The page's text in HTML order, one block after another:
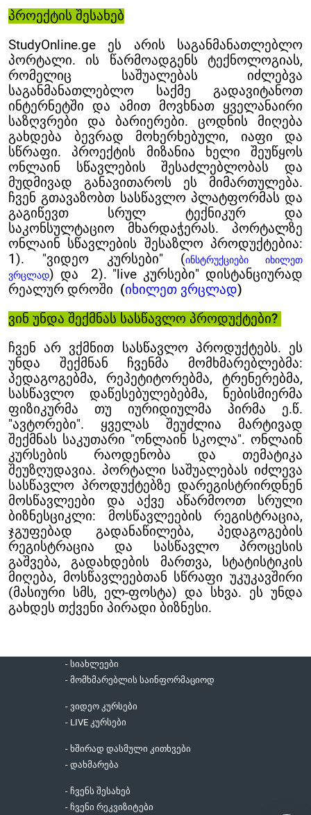
პროექტის შესახებ
StudyOnline.ge ეს არის საგანმანათლებლო
პორტალი. ის წარმოადგენს ტექნოლოგიას,
რომელიც საშუალებას იძლებვა
საგანმანათლებლო საქმე გადავიტანოთ
ინტერნეტში და ამით მოვხნათ ყველანაირი
საზღვრები და ბარიერები. ცოდნის მიღება
გახდება ბევრად მოხერხებული, იაფი და
სწრაფი. პროექტის მიზანია ხელი შეუწყოს
ონლაინ სწავლების შესაძლებლობას და
მუდმივად განავითაროს ეს მიმართულება.
ჩვენ გთავაზობთ სასწავლო პლატფორმას და
გაგიწევთ სრულ ტექნიკურ და
საკონსულტაციო მხარდაჭერას. პორტალზე
ონლაინ სწავლების შესაზლო პროდუქტებია:
1). "ვიდეო კურსები" (ინსტრუქციები იხილეთ
ვრცლად) და 2). "live კურსები" დისტანციურად
რეალურ დროში (იხილეთ ვრცლად)
ვინ უნდა შექმნას სასწავლო პროდუქტები?
ჩვენ არ ვქმნით სასწავლო პროდუქტებს. ეს
უნდა შექმნან ჩვენმა მომხმარებლებმა:
პედაგოგებმა, რეპეტიტორებმა, ტრენერებმა,
სასწავლო დაწესებულებებმა, ნებისმიერმა
ფიზიკურმა თუ იურიდიულმა პირმა ე.წ.
"ავტორები". ყველას შეუძლია მარტივად
შექმნას საკუთარი "ონლაინ სკოლა". ონლაინ
კურსების რაოდენობა და თემატიკა
შეუზღუდავია. პორტალი საშუალებას იძლევა
სასწავლო პროდუქტებზე დარეგისტრირდნენ
მოსწავლეები და აქვე აწარმოოთ სრული
ბიზნესციკლი: მოსწავლეების რეგისტრაცია,
ჯგუფებად გადანაწილება, პედაგოგების
რეგისტრაცია და სასწავლო პროცესის
გაშვება, გადახდების მართვა, სტატისტიკის
მიღება, მოსწავლეებთან სწრაფი უკუკავშირი
(მასიური სმს, ელ-ფოსტა) და სხვა. ეს უნდა
გახდეს თქვენი პირადი ბიზნესი.
- სიახლეები
- მომხმარებლის საინფორმაციოდ
- ვიდეო კურსები
- LIVE კურსები
- ხშირად დასმული კითხვები
- დახმარება
- ჩვენს შესახებ
- ჩვენი რეკვიზიტები